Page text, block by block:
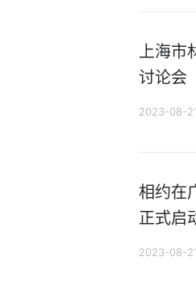
上海市
讨论会
2023-08-
相约在
正式启
2023-08-